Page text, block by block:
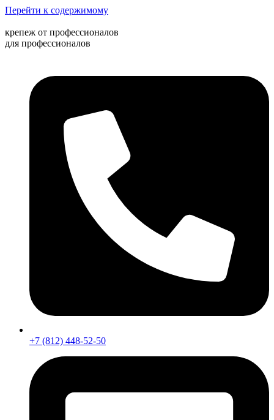
Перейти к содержимому
крепеж от профессионалов
для профессионалов
+7 (812) 448-52-50